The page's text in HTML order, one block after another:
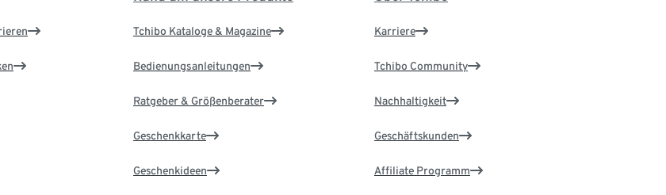
Tchibo Kataloge & Magazine
Bedienungsanleitungen
Ratgeber & Größenberater
Geschenkkarte
Geschenkideen
Karriere
Tchibo Community
Nachhaltigkeit
Geschäftskunden
Affiliate Programm